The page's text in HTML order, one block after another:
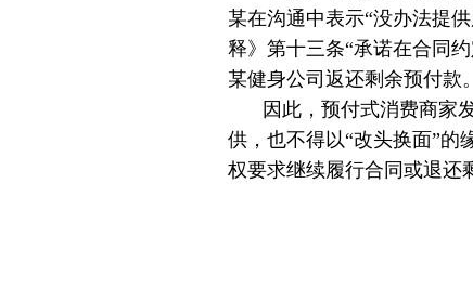
某在沟通中表示“没办法提
释》第十三条“承诺在合同
某健身公司返还剩余预付款。
因此，预付式消费商家
供，也不得以“改头换面”的
权要求继续履行合同或退还